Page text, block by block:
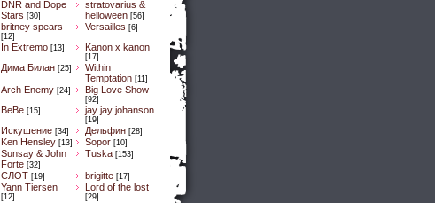
DNR and Dope
Stars [30]
stratovarius &
helloween [56]
britney spears
[12]
Versailles [6]
In Extremo [13] Kanon x kanon
[17]
Дима Билан [25]
Within
Temptation [11]
Arch Enemy [24] Big Love Show
[92]
BeBe [15] jay jay johanson
[19]
Искушение [34] Дельфин [28]
Ken Hensley [13] Sopor [10]
Sunsay & John
Forte [32]
Tuska [153]
CЛОТ [19] brigitte [17]
Yann Tiersen
[12]
Lord of the lost
[29]